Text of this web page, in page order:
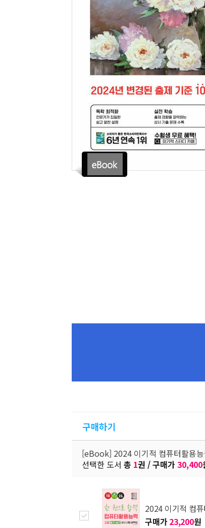
구매하기
[eBook] 2024 이기적 컴퓨터활용능
선택한 도서 총 1권 / 구매가 30,400
2024 이기적 컴
구매가 23,200원